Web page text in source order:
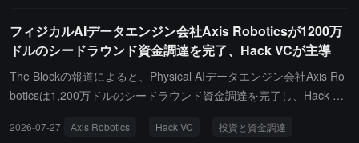
ル投資家の支援を受けた。シードラウンドの投資家には OKX Ventu
res、Big Brain Holdings、ChainVision、Foresight Research、Digit
al Humanism（DRF）が含まれ、Pre-A ラウンドの投資家には Clea
ringPoint、7 O'Clock Capital、Cipholio Ventures、SilverFox Found
ンドの投資家には CoinSummer、エンジェル投資家 Tomasz Boryni
フィジカルAIデータエンジン会社Axis Roboticsが1200万
ドルのシードラウンド資金調達を完了、Hack VCが主導
The Blockの報道によると、Physical AIデータエンジン会社Axis Ro
boticsは1,200万ドルのシードラウンド資金調達を完了し、Hack VC
どが参加しました。Axisは、大規模な「人間参加型」のグローバル
2026-07-27 Axis Robotics Hack VC 投資と資金調達